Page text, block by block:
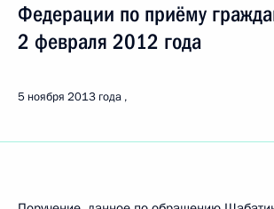
Федерации по приёму
2 февраля 2012 года
5 ноября 2013 года